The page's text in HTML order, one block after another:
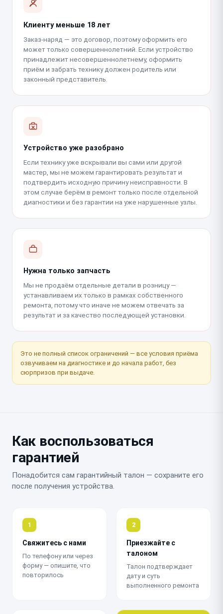
Клиенту меньше 18 лет
Заказ-наряд — это договор, поэтому оформить его
может только совершеннолетний. Если устройство
принадлежит несовершеннолетнему, оформить
приём и забрать технику должен родитель или
законный представитель.
Устройство уже разобрано
Если технику уже вскрывали вы сами или другой
мастер, мы не можем гарантировать результат и
подтвердить исходную причину неисправности. В
этом случае берём в ремонт только после отдельной
диагностики и без гарантии на уже нарушенные узлы.
Нужна только запчасть
Мы не продаём отдельные детали в розницу —
устанавливаем их только в рамках собственного
ремонта, потому что иначе не можем отвечать за
результат и за качество последующей установки.
Это не полный список ограничений — все условия приёма
озвучиваем на диагностике и до начала работ, без
сюрпризов при выдаче.
Как воспользоваться
гарантией
Понадобится сам гарантийный талон — сохраните его
после получения устройства.
1
Свяжитесь с нами
По телефону или через
форму — опишите, что
повторилось
2
Приезжайте с
талоном
Талон подтверждает
дату и суть
выполненного ремонта